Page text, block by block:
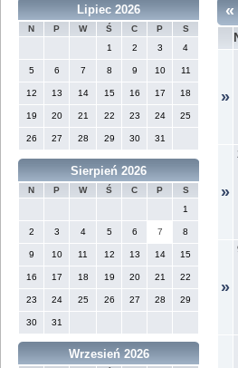
Lipiec 2026
N P W Ś C P
S
1
2 3 4
5 6 7 8 9 10 11
12 13 14 15 16 17 18
19 20 21 22 23 24 25
26 27 28 29 30 31
Sierpień 2026
N P W Ś C P
S
1
2 3 4 5 6 7 8
9 10 11 12 13 14 15
16 17 18 19 20 21 22
23 24 25 26 27 28 29
30 31
Wrzesień 2026
«
»
»
»